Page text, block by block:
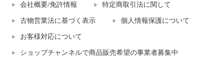
会社概要/免許情報 特定商取引法に関して
古物営業法に基づく表示 個人情報保護について
お客様対応について
ショップチャンネルで商品販売希望の事業者募集中